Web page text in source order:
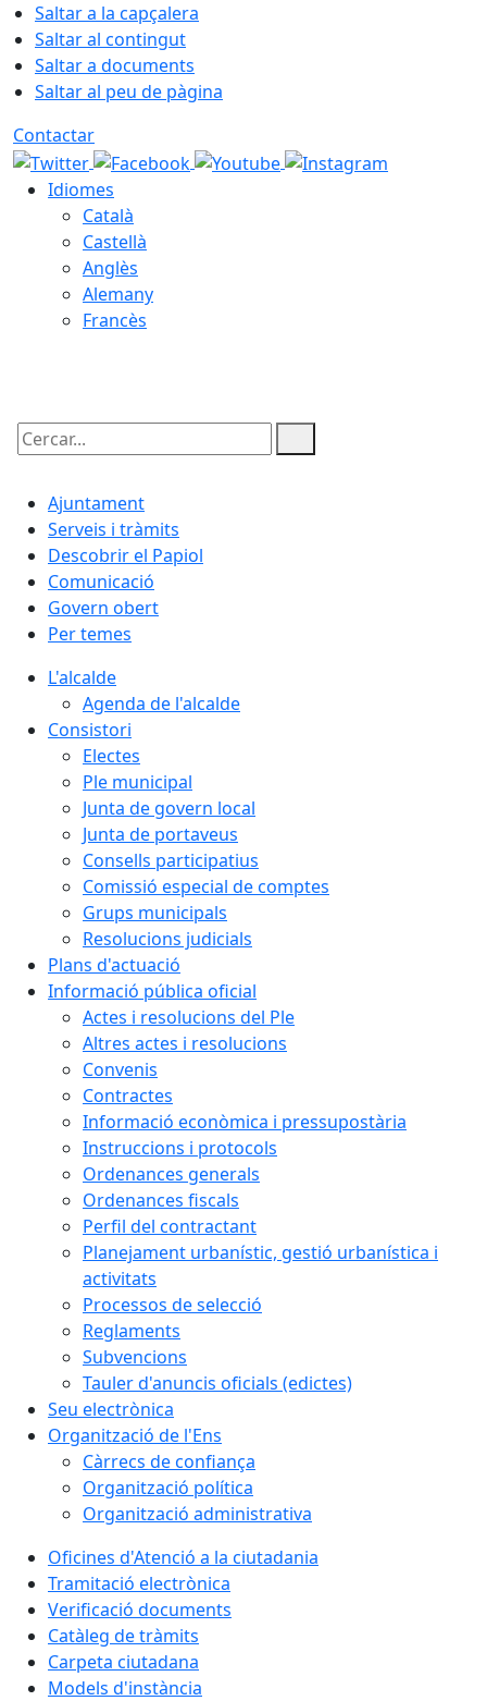
Saltar a la capçalera
Saltar al contingut
Saltar a documents
Saltar al peu de pàgina
Contactar
Idiomes
Català
Castellà
Anglès
Alemany
Francès
Cercar:
Ajuntament
Serveis i tràmits
Descobrir el Papiol
Comunicació
Govern obert
Per temes
L'alcalde
Agenda de l'alcalde
Consistori
Electes
Ple municipal
Junta de govern local
Junta de portaveus
Consells participatius
Comissió especial de comptes
Grups municipals
Resolucions judicials
Plans d'actuació
Informació pública oficial
Actes i resolucions del Ple
Altres actes i resolucions
Convenis
Contractes
Informació econòmica i pressupostària
Instruccions i protocols
Ordenances generals
Ordenances fiscals
Perfil del contractant
Planejament urbanístic, gestió urbanística i
activitats
Processos de selecció
Reglaments
Subvencions
Tauler d'anuncis oficials (edictes)
Seu electrònica
Organització de l'Ens
Càrrecs de confiança
Organització política
Organització administrativa
Oficines d'Atenció a la ciutadania
Tramitació electrònica
Verificació documents
Catàleg de tràmits
Carpeta ciutadana
Models d'instància